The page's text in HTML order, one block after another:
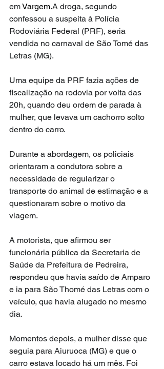
em Vargem.A droga, segundo
confessou a suspeita à Polícia
Rodoviária Federal (PRF), seria
vendida no carnaval de São Tomé das
Letras (MG).
Uma equipe da PRF fazia ações de
fiscalização na rodovia por volta das
20h, quando deu ordem de parada à
mulher, que levava um cachorro solto
dentro do carro.
Durante a abordagem, os policiais
orientaram a condutora sobre a
necessidade de regularizar o
transporte do animal de estimação e a
questionaram sobre o motivo da
viagem.
A motorista, que afirmou ser
funcionária pública da Secretaria de
Saúde da Prefeitura de Pedreira,
respondeu que havia saído de Amparo
e ia para São Thomé das Letras com o
veículo, que havia alugado no mesmo
dia.
Momentos depois, a mulher disse que
seguia para Aiuruoca (MG) e que o
carro estava locado há um mês. Foi